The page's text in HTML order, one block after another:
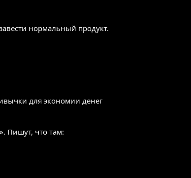
нормальный продукт.
для экономии денег
Пишут, что там: